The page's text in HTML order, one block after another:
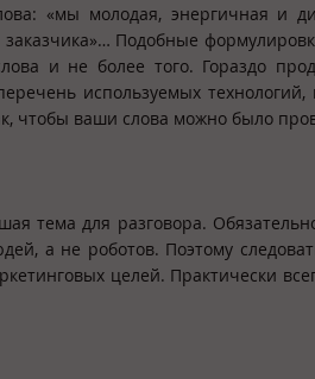
«мы молодая, энергичная и
Подобные
и не более того. Гораздо
используемых технологий,
чтобы ваши слова можно было
тема для разговора.
а не роботов. Поэтому
целей. Практически